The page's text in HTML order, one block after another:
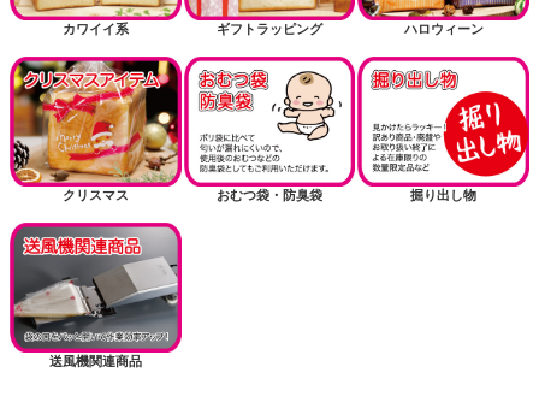
カワイイ系 ギフトラッピング ハロウィーン
クリスマス おむつ袋・防臭袋 掘り出し物
送風機関連商品